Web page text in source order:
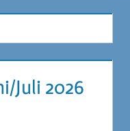
Juli 2026